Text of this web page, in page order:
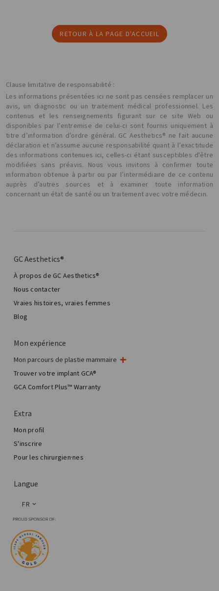
RETOUR À LA PAGE D'ACCUEIL
Clause limitative de responsabilité :
Les informations présentées ici ne sont pas censées remplacer un
avis, un diagnostic ou un traitement médical professionnel. Les
contenus et les renseignements figurant sur ce site Web ou
disponibles par l’entremise de celui-ci sont fournis uniquement à
titre d’information d’ordre général. GC Aesthetics® ne fait aucune
déclaration et n’assume aucune responsabilité quant à l’exactitude
des informations contenues ici, celles-ci étant susceptibles d'être
modifiées sans préavis. Nous vous invitons à confirmer toute
information obtenue à partir ou par l’intermédiaire de ce contenu
auprès d’autres sources et à examiner toute information
concernant un état de santé ou un traitement avec votre médecin.
GC Aesthetics®
À propos de GC Aesthetics®
Nous contacter
Vraies histoires, vraies femmes
Blog
Mon expérience
Mon parcours de plastie mammaire
Ma chirurgie mammaire
Chirurgie esthétique mammaire
Total Breast Reconstruction™
Trouver votre implant GCA®
GCA Comfort Plus™ Warranty
Extra
Mon profil
S'inscrire
Pour les chirurgien·nes
Langue
FR